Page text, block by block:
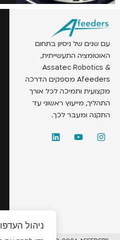
של ניסיון בתחום
התעשייתית,
Assatec
Afeeders מספקים הדרכה
ותמיכה לכל אורך
מייעוץ ראשוני עד
לכך.
ניהול העדפות